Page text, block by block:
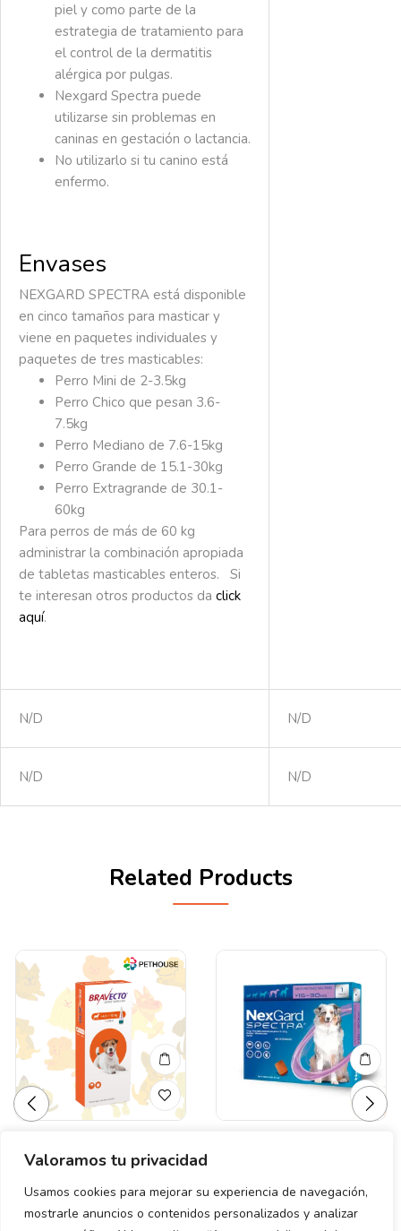
Valoramos tu privacidad
Usamos cookies para mejorar su experiencia de navegación,
mostrarle anuncios o contenidos personalizados y analizar
piel y como parte de la
estrategia de tratamiento para
el control de la dermatitis
alérgica por pulgas.
Nexgard Spectra puede
utilizarse sin problemas en
caninas en gestación o lactancia.
No utilizarlo si tu canino está
enfermo.
Envases
NEXGARD SPECTRA está disponible
en cinco tamaños para masticar y
viene en paquetes individuales y
paquetes de tres masticables:
Perro Mini de 2-3.5kg
Perro Chico que pesan 3.6-
7.5kg
Perro Mediano de 7.6-15kg
Perro Grande de 15.1-30kg
Perro Extragrande de 30.1-
60kg
Para perros de más de 60 kg
administrar la combinación apropiada
de tabletas masticables enteros. Si
te interesan otros productos da click
aquí.
N/D N/D
N/D N/D
Related Products
Valorado
0
5
BRAVECTO SMALL 4.5
-10 KG. NARANJA (250
mg.)
0
5
(15.1 – 30 KG) LILA
$430.00